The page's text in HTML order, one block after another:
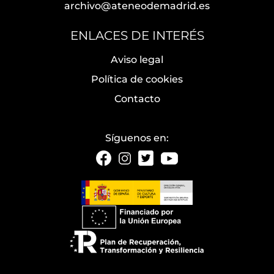
archivo@ateneodemadrid.es
ENLACES DE INTERÉS
Aviso legal
Política de cookies
Contacto
Síguenos en: